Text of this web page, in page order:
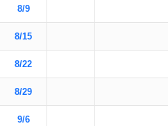
8/9
8/15
8/22
8/29
9/6